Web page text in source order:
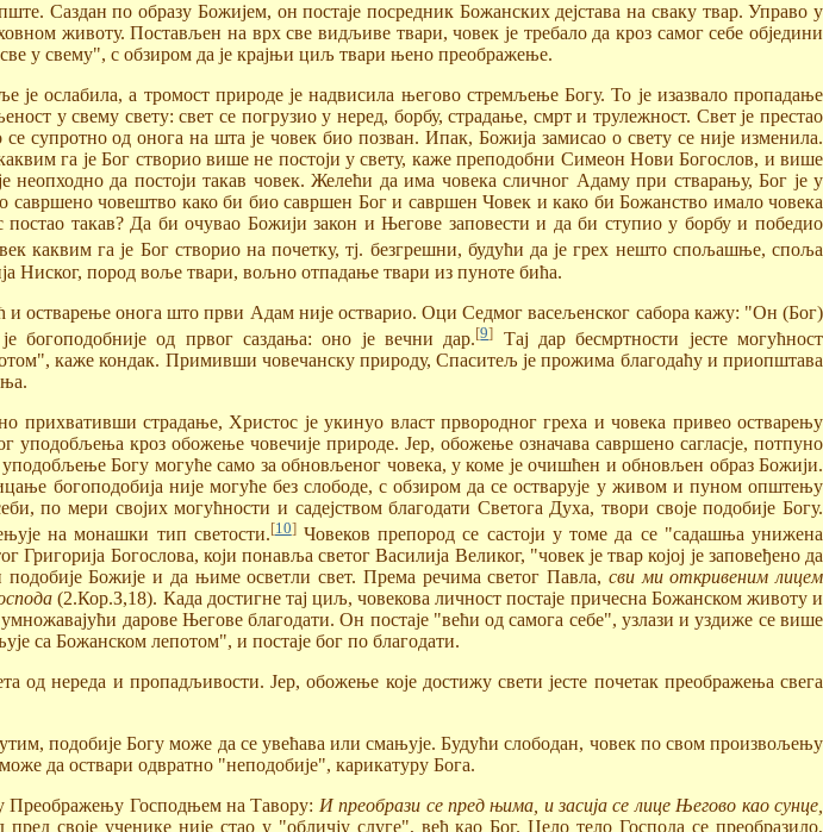
Саздан по образу Божијем, он постаје посредник Божанских дејстава на сваку твар. Управо у
животу. Постављен на врх све видљиве твари, човек је требало да кроз самог себе обједини
у свему", с обзиром да је крајњи циљ твари њено преображење.
ослабила, а тромост природе је надвисила његово стремљење Богу. То је изазвало пропадање
у свему свету: свет се погрузио у неред, борбу, страдање, смрт и трулежност. Свет је престао
супротно од онога на шта је човек био позван. Ипак, Божија замисао о свету се није изменила.
га је Бог створио више не постоји у свету, каже преподобни Симеон Нови Богослов, и више
да постоји такав човек. Желећи да има човека сличног Адаму при стварању, Бог је у
човештво како би био савршен Бог и савршен Човек и како би Божанство имало човека
такав? Да би очувао Божији закон и Његове заповести и да би ступио у борбу и победио
каквим га је Бог створио на почетку, тј. безгрешни, будући да је грех нешто спољашње, споља
Ниског, пород воље твари, вољно отпадање твари из пуноте бића.
остварење онога што први Адам није остварио. Оци Седмог васељенског сабора кажу: "Он (Бог)
богоподобније од првог саздања: оно је вечни дар.[9] Тај дар бесмртности јесте могућност
каже кондак. Примивши човечанску природу, Спаситељ је прожима благодаћу и приопштава
страдање, Христос је укинуо власт првородног греха и човека привео остварењу
кроз обожење човечије природе. Јер, обожење означава савршено сагласје, потпуно
Богу могуће само за обновљеног човека, у коме је очишћен и обновљен образ Божији.
богоподобија није могуће без слободе, с обзиром да се остварује у живом и пуном општењу
по мери својих могућности и садејством благодати Светога Духа, твори своје подобије Богу.
на монашки тип светости.[10]Човеков препород се састоји у томе да се "садашња унижена
Богослова, који понавља светог Василија Великог, "човек је твар којој је заповеђено да
Божије и да њиме осветли свет. Према речима светог Павла, сви ми откривеним лицем
(2.Кор.З,18). Када достигне тај циљ, човекова личност постаје причесна Божанском животу и
дарове Његове благодати. Он постаје "већи од самога себе", узлази и уздиже се више
са Божанском лепотом", и постаје бог по благодати.
нереда и пропадљивости. Јер, обожење које достижу свети јесте почетак преображења свега
подобије Богу може да се увећава или смањује. Будући слободан, човек по свом произвољењу
да оствари одвратно "неподобије", карикатуру Бога.
Преображењу Господњем на Тавору: И преобрази се пред њима, и засија се лице Његово као сунце,
своје ученике није стао у "обличју слуге", већ као Бог. Цело тело Господа се преобразило,